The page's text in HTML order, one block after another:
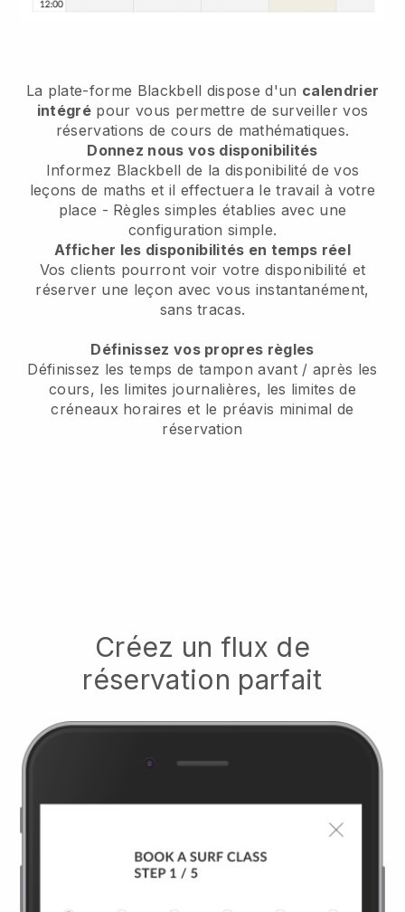
La plate-forme Blackbell dispose d'un calendrier
intégré pour vous permettre de surveiller vos
réservations de cours de mathématiques.
Donnez nous vos disponibilités
Informez Blackbell de la disponibilité de vos
leçons de maths et il effectuera le travail à votre
place - Règles simples établies avec une
configuration simple.
Afficher les disponibilités en temps réel
Vos clients pourront voir votre disponibilité et
réserver une leçon avec vous instantanément,
sans tracas.
Définissez vos propres règles
Définissez les temps de tampon avant / après les
cours, les limites journalières, les limites de
créneaux horaires et le préavis minimal de
réservation
Créez un flux de
réservation parfait